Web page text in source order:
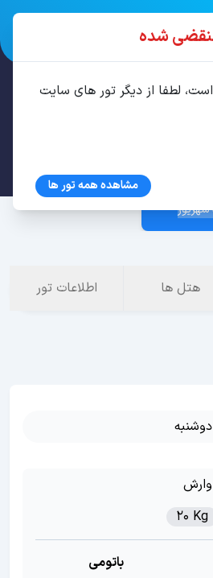
هتل ها اطلاعات تور
دوشنبه
وارش
20 Kg
باتومی
شده
لطفا از دیگر تور های سایت
مشاهده همه تور ها